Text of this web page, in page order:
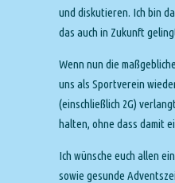
und diskutieren. Ich bin
das auch in Zukunft
Wenn nun die
uns als Sportverein
(einschließlich 2G)
halten, ohne dass damit
Ich wünsche euch allen
sowie gesunde